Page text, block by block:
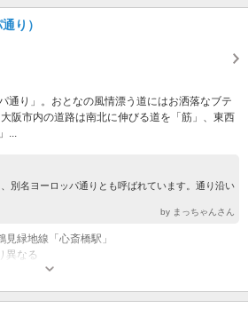
り）
通り」。おとなの風情漂う道にはお洒落なブテ
阪市内の道路は南北に伸びる道を「筋」、東西
...
別名ヨーロッパ通りとも呼ばれています。通り沿い
by まっちゃんさん
緑地線「心斎橋駅」
異なる